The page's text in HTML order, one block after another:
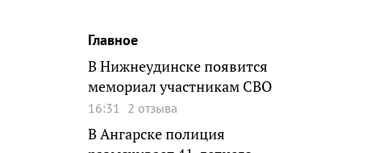
Главное
В Нижнеудинске появится
мемориал участникам СВО
16:31 2 отзыва
В Ангарске полиция